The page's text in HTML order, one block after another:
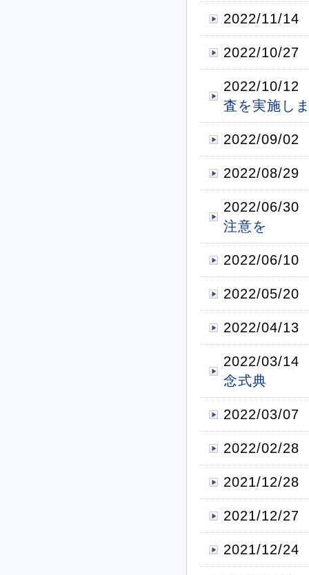
2022/11/14
2022/10/27
2022/10/12
査を実施し
2022/09/02
2022/08/29
2022/06/30
注意を
2022/06/10
2022/05/20
2022/04/13
2022/03/14
念式典
2022/03/07
2022/02/28
2021/12/28
2021/12/27
2021/12/24